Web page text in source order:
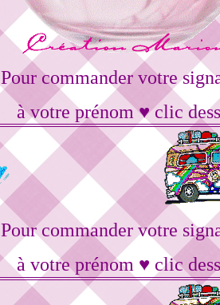
Pour commander votre
à votre prénom ♥ clic
Pour commander votre
à votre prénom ♥ clic